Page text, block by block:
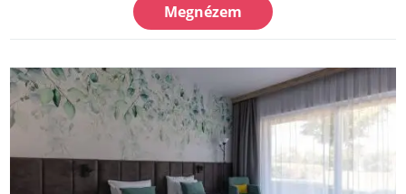
Megnézem